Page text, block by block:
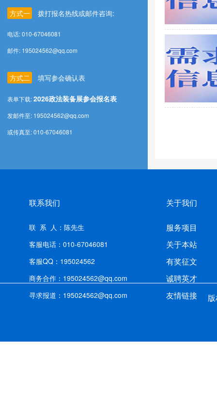
方式一 拨打报名热线或邮件咨询:
电话: 010-67046081
邮件: 195024562@qq.com
方式二 填写参会确认表
表单下载:2026政法装备展参会报名表
发邮件至: 195024562@qq.com
或传真至: 010-67046081
联系我们
联 系 人：陈先生
客服电话：010-67046081
客服QQ：195024562
商务合作：195024562@qq.com
寻求报道：195024562@qq.com
关于我们
服务项目
关于本站
有奖征文
诚聘英才
友情链接